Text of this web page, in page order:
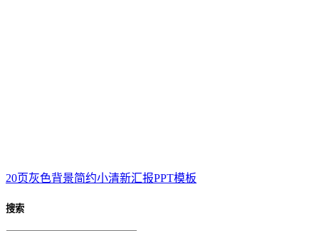
20页灰色背景简约小清新汇报PPT模板
搜索